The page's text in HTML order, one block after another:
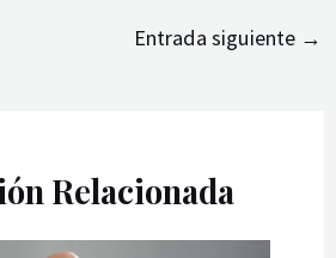
Entrada siguiente →
Relacionada